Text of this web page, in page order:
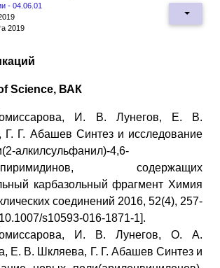
- 04.06.01
2019
Science, ВАК
И. В. Лунегов, Е. В.
Г. Г. Абашев Синтез и исследование
алкилсульфанил)-4,6-
содержащих
карбазольный фрагмент Химия
соединений 2016, 52(4), 257-
s10593-016-1871-1].
И. В. Лунегов, О. А.
Е. В. Шкляева, Г. Г. Абашев Синтез и